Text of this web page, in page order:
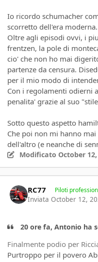
Io ricordo schumacher
scorretto dell'era moderna.
Oltre agli episodi ovvi, i
frentzen, la pole di
cio' che non ho mai
partenze da censura.
per il mio modo di
Con i regolamenti odierni
penalita' grazie al suo
Sotto questo aspetto
Che poi non mi hanno
dell'altro (e neanche di
Modificato October
RC77 Piloti
Inviata October 12,
20 ore fa, Antonio ha
Finalmente podio per
Purtroppo per il povero